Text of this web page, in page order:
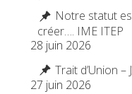
Notre statut
créer…. IME ITEP
28 juin 2026
Trait d’Union –
27 juin 2026